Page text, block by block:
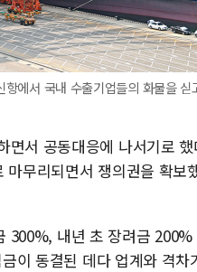
에서 국내 수출기업들의 화물을
서 공동대응에 나서기로
무리되면서 쟁의권을 확보
내년 초 장려금
이 동결된 데다 업계와 격